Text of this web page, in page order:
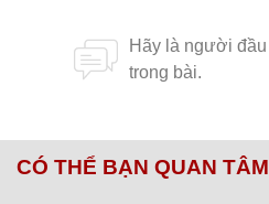
CÓ THỂ BẠN QUAN TÂM